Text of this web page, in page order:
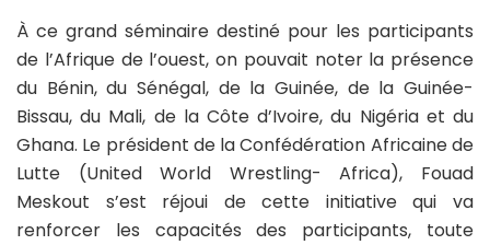
À ce grand séminaire destiné pour les participants
de l’Afrique de l’ouest, on pouvait noter la présence
du Bénin, du Sénégal, de la Guinée, de la Guinée-
Bissau, du Mali, de la Côte d’Ivoire, du Nigéria et du
Ghana. Le président de la Confédération Africaine de
Lutte (United World Wrestling- Africa), Fouad
Meskout s’est réjoui de cette initiative qui va
renforcer les capacités des participants, toute